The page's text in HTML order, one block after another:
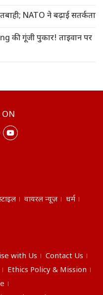
NATO ने बढ़ाई सतर्कता
की गूंजी पुकार! ताइवान पर
ON
वायरल न्यूज़
धर्म
with Us
Contact Us
Ethics Policy & Mission